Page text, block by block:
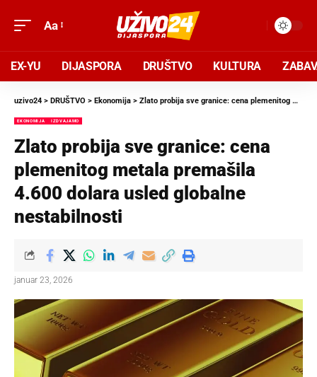
Aa
EX-YU DIJASPORA DRUŠTVO KULTURA
uzivo24 > DRUŠTVO > Ekonomija > Zlato probija sve granice: cena plemenitog metala premašila 4.600 dolara usled globalne nestabilnosti
EKONOMIJA IZDVAJAMO
Zlato probija sve granice: cena
plemenitog metala premašila
4.600 dolara usled globalne
nestabilnosti
januar 23, 2026